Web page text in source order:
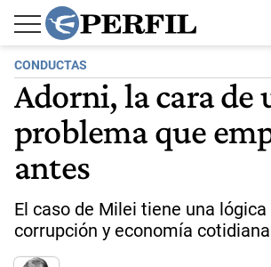
CONDUCTAS
Adorni, la cara de
problema que
antes
El caso de Milei tiene una
corrupción y economía